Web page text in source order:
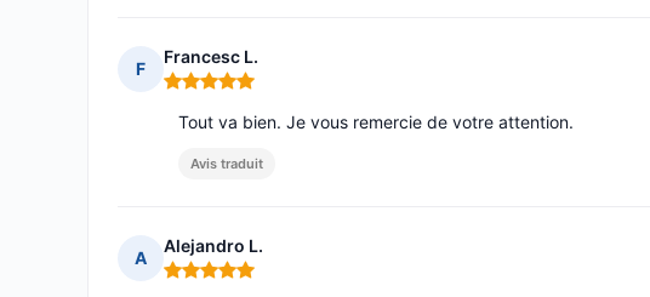
F
Francesc L.
Note : 5 sur 5
Tout va bien. Je vous remercie de votre attention.
Avis traduit
A
Alejandro L.
Note : 5 sur 5